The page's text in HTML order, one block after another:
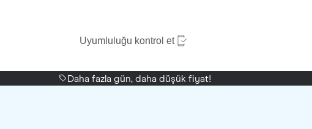
Uyumluluğu kontrol et
Daha fazla gün, daha düşük fiyat!